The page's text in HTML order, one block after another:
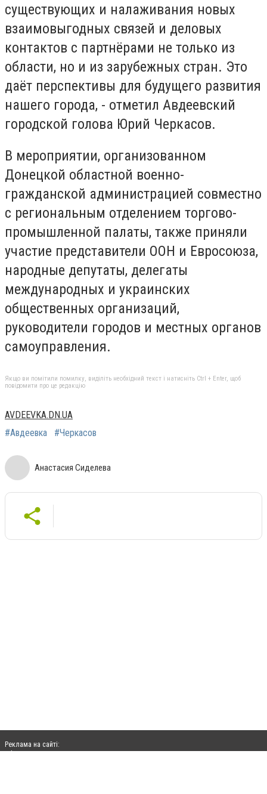
существующих и налаживания новых
взаимовыгодных связей и деловых
контактов с партнёрами не только из
области, но и из зарубежных стран. Это
даёт перспективы для будущего развития
нашего города, - отметил Авдеевский
городской голова Юрий Черкасов.
В мероприятии, организованном
Донецкой областной военно-
гражданской администрацией совместно
с региональным отделением торгово-
промышленной палаты, также приняли
участие представители ООН и Евросоюза,
народные депутаты, делегаты
международных и украинских
общественных организаций,
руководители городов и местных органов
самоуправления.
Якщо ви помітили помилку, виділіть необхідний текст і натисніть Ctrl + Enter, щоб
повідомити про це редакцію
AVDEEVKA.DN.UA
#Авдеевка
#Черкасов
Анастасия Сиделева
Реклама на сайті: